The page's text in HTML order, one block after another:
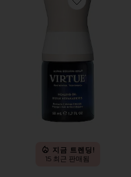
Favorite
지금 트렌딩!
15 최근 판매됨